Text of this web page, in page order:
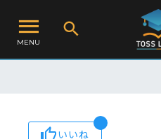
MENU
いいね